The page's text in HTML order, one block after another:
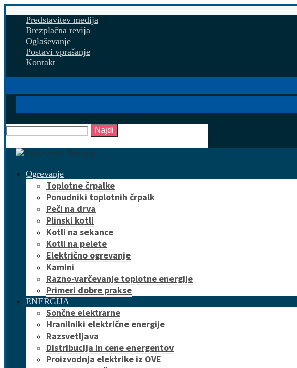
Predstavitev medija
Brezplačna revija
Oglaševanje
Postavi vprašanje
Kontakt
Najdi
Ogrevanje
Toplotne črpalke
Ponudniki toplotnih črpalk
Peči na drva
Plinski kotli
Kotli na sekance
Kotli na pelete
Električno ogrevanje
Kamini
Razno-varčevanje toplotne energije
Primeri dobre prakse
ENERGIJA
Sončne elektrarne
Hranilniki električne energije
Razsvetljava
Distribucija in cene energentov
Proizvodnja elektrike iz OVE